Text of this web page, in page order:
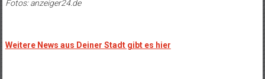
Fotos: anzeiger24.de
Weitere News aus Deiner Stadt gibt es hier